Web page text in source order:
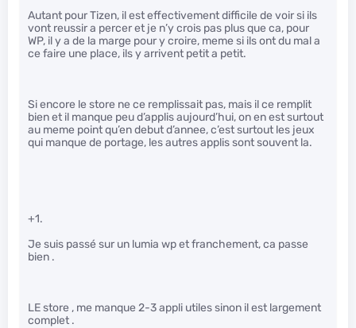
Autant pour Tizen, il est effectivement difficile de voir si ils
vont reussir a percer et je n’y crois pas plus que ca, pour
WP, il y a de la marge pour y croire, meme si ils ont du mal a
ce faire une place, ils y arrivent petit a petit.
Si encore le store ne ce remplissait pas, mais il ce remplit
bien et il manque peu d’applis aujourd’hui, on en est surtout
au meme point qu’en debut d’annee, c’est surtout les jeux
qui manque de portage, les autres applis sont souvent la.
+1.
Je suis passé sur un lumia wp et franchement, ca passe
bien .
LE store , me manque 2-3 appli utiles sinon il est largement
complet .